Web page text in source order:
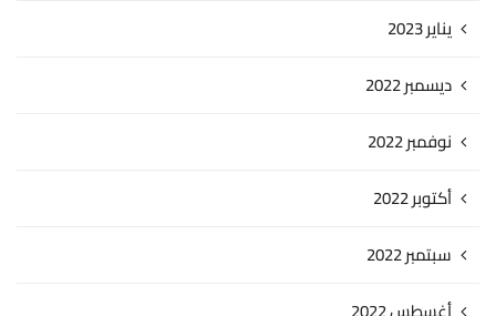
يناير 2023
ديسمبر 2022
نوفمبر 2022
أكتوبر 2022
سبتمبر 2022